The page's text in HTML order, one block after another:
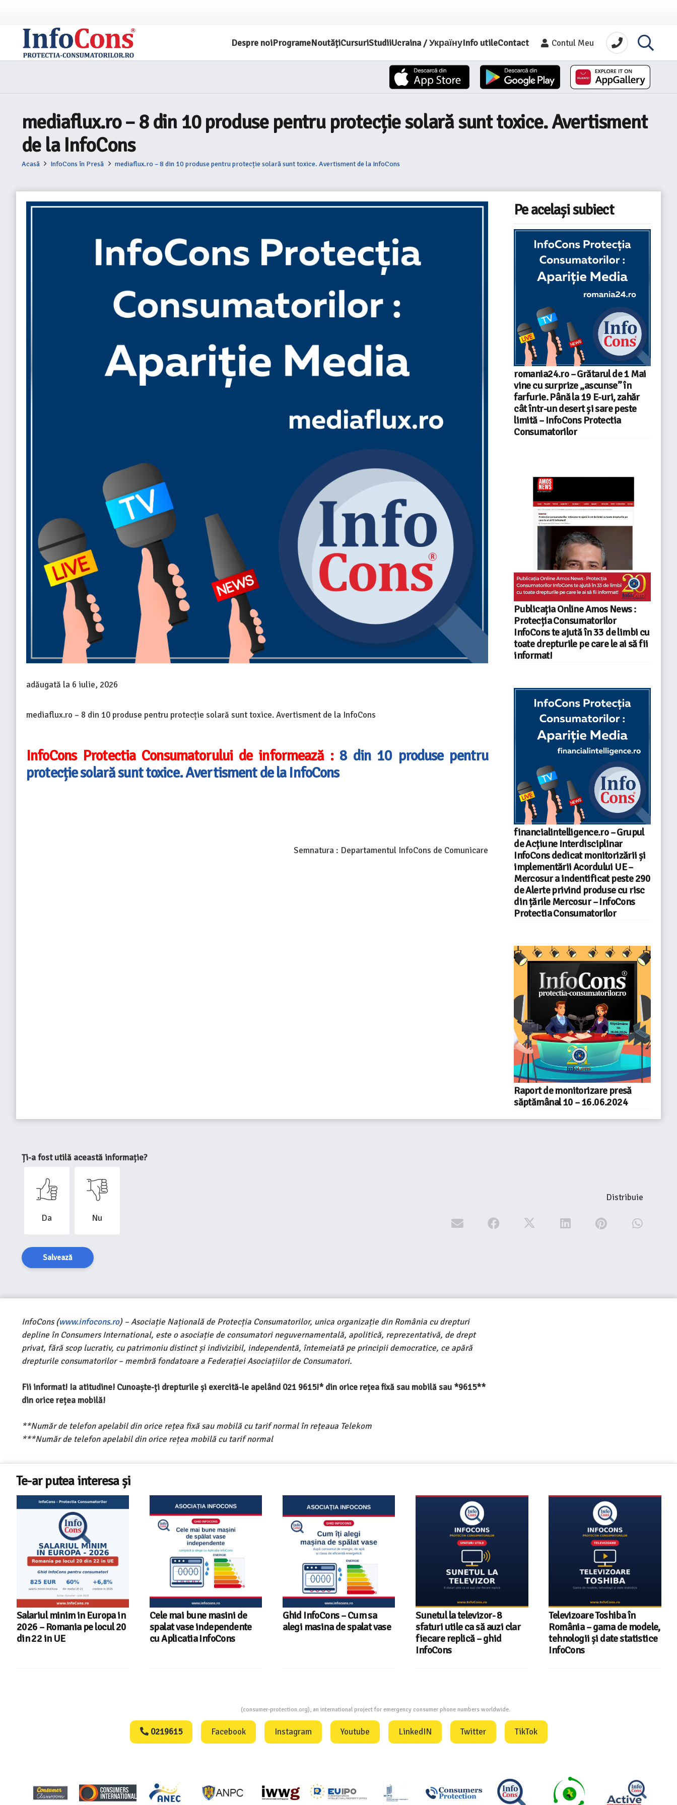
Despre noiProgrameNoutățiCursuriStudiiUcraina / УкраїнуInfo utileContact Contul Meu
mediaflux.ro – 8 din 10 produse pentru protecție solară sunt toxice. Avertisment
de la InfoCons
Acasă InfoCons în Presă mediaflux.ro – 8 din 10 produse pentru protecție solară sunt toxice. Avertisment de la InfoCons
adăugată la 6 iulie, 2026
mediaflux.ro – 8 din 10 produse pentru protecție solară sunt toxice. Avertisment de la InfoCons
InfoCons Protectia Consumatorului de informează : 8 din 10 produse pentru
protecție solară sunt toxice. Avertisment de la InfoCons
Semnatura : Departamentul InfoCons de Comunicare
Pe același subiect
romania24.ro – Grătarul de 1 Mai
vine cu surprize „ascunse” în
farfurie. Până la 19 E-uri, zahăr
cât într-un desert și sare peste
limită – InfoCons Protectia
Consumatorilor
Publicația Online Amos News :
Protecția Consumatorilor
InfoCons te ajută în 33 de limbi cu
toate drepturile pe care le ai să fii
informat!
financialintelligence.ro – Grupul
de Acțiune Interdisciplinar
InfoCons dedicat monitorizării și
implementării Acordului UE –
Mercosur a indentificat peste 290
de Alerte privind produse cu risc
din țările Mercosur – InfoCons
Protectia Consumatorilor
Raport de monitorizare presă
săptămânal 10 – 16.06.2024
Ți-a fost utilă această informație?
Da Nu
Salvează
Distribuie
InfoCons (www.infocons.ro) – Asociație Națională de Protecția Consumatorilor, unica organizație din România cu drepturi
depline în Consumers International, este o asociație de consumatori neguvernamentală, apolitică, reprezentativă, de drept
privat, fără scop lucrativ, cu patrimoniu distinct și indivizibil, independentă, întemeiată pe principii democratice, ce apără
drepturile consumatorilor – membră fondatoare a Federației Asociațiilor de Consumatori.
Fii informat! Ia atitudine! Cunoaște-ți drepturile și exercită-le apelând 021 9615!* din orice rețea fixă sau mobilă sau *9615**
din orice rețea mobilă!
**Număr de telefon apelabil din orice rețea fixă sau mobilă cu tarif normal în rețeaua Telekom
***Număr de telefon apelabil din orice rețea mobilă cu tarif normal
Te-ar putea interesa și
Cele mai bune masini de
spalat vase independente
cu Aplicatia InfoCons
Ghid InfoCons – Cum sa
alegi masina de spalat vase
Sunetul la televizor- 8
sfaturi utile ca să auzi clar
Televizoare Toshiba în
România – gama de modele,
tehnologii și date statistice
InfoCons
InfoCons – 243 de
documente de acreditare
pentru certificatele verzi
din energia electrică
(consumer-protection.org), an international project for emergency consumer phone numbers worldwide.
0219615 Facebook Instagram Youtube LinkedIN Twitter TikTok